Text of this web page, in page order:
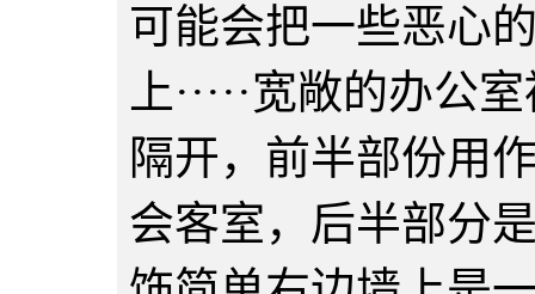
可能会把一些恶心
上·····宽敞的办
隔开，前半部份用
会客室，后半部分